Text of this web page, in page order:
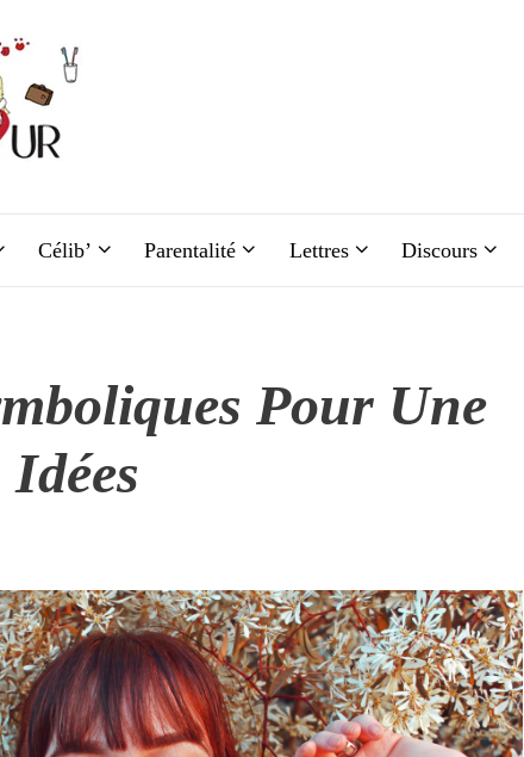
Célib’ Parentalité Lettres Discours
Pour Une